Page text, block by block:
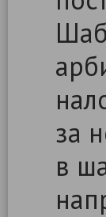
за
в